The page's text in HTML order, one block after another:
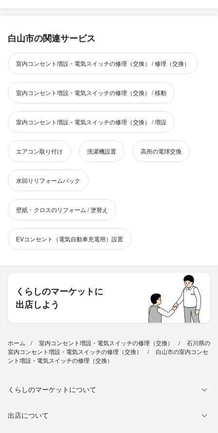
白山市の関連サービス
室内コンセント増設・電気スイッチの修理（交換） / 修理（交換）
室内コンセント増設・電気スイッチの修理（交換） / 移動
室内コンセント増設・電気スイッチの修理（交換） / 増設
エアコン取り付け 洗濯機設置 高所の電球交換
水回りリフォームパック
壁紙・クロスのリフォーム / 塗替え
EVコンセント（電気自動車充電用）設置
くらしのマーケットに
出店しよう
ホーム 室内コンセント増設・電気スイッチの修理（交換）
石川県の
室内コンセント増設・電気スイッチの修理（交換）
白山市の室内コンセ
ント増設・電気スイッチの修理（交換）
くらしのマーケットについて
出店について